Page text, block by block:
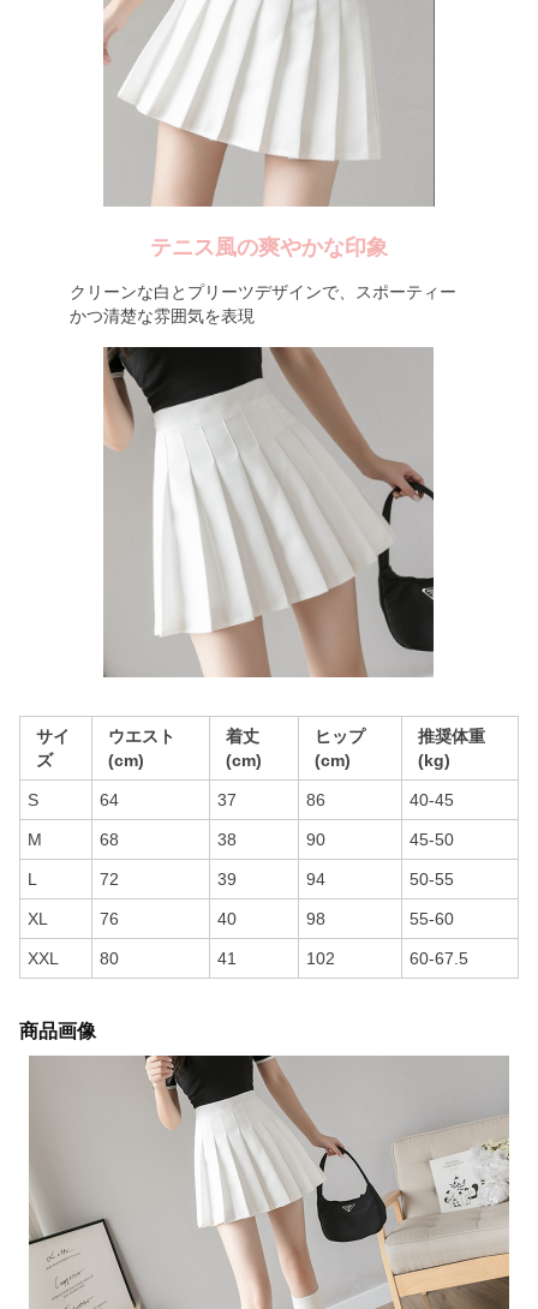
テニス風の爽やかな印象
クリーンな白とプリーツデザインで、スポーティー
かつ清楚な雰囲気を表現
サイ
ズ
ウエスト
(cm)
着丈
(cm)
ヒップ
(cm)
推奨体重
(kg)
S 64 37 86 40-45
M 68 38 90 45-50
L 72 39 94 50-55
XL 76 40 98 55-60
XXL 80 41 102 60-67.5
商品画像